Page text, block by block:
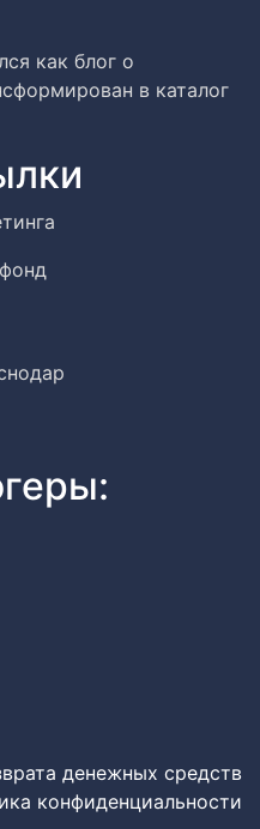
как блог о
в каталог
денежных средств
конфиденциальности